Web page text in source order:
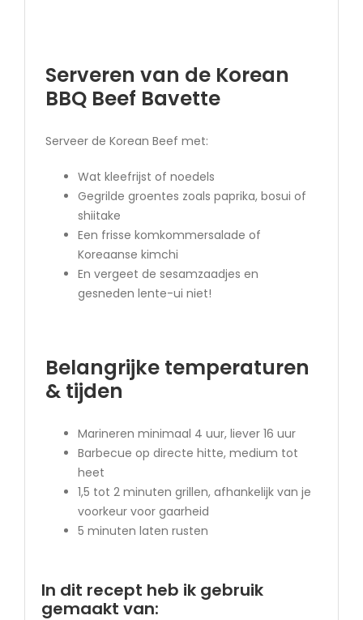
Serveren van de Korean
BBQ Beef Bavette
Serveer de Korean Beef met:
Wat kleefrijst of noedels
Gegrilde groentes zoals paprika, bosui of
shiitake
Een frisse komkommersalade of
Koreaanse kimchi
En vergeet de sesamzaadjes en
gesneden lente-ui niet!
Belangrijke temperaturen
& tijden
Marineren minimaal 4 uur, liever 16 uur
Barbecue op directe hitte, medium tot
heet
1,5 tot 2 minuten grillen, afhankelijk van je
voorkeur voor gaarheid
5 minuten laten rusten
In dit recept heb ik gebruik
gemaakt van: